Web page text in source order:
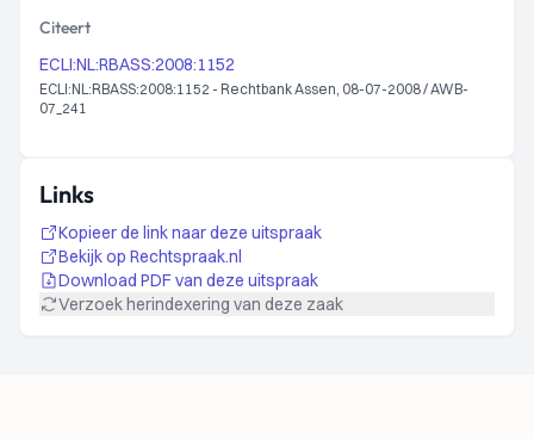
Citeert
ECLI:NL:RBASS:2008:1152
ECLI:NL:RBASS:2008:1152 - Rechtbank Assen, 08-07-2008 / AWB-
07_241
Links
Kopieer de link naar deze uitspraak
Bekijk op Rechtspraak.nl
Download PDF van deze uitspraak
Verzoek herindexering van deze zaak